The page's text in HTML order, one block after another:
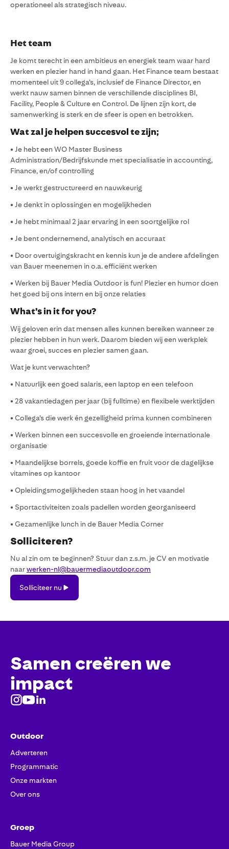
operationeel als strategisch niveau.
Het team
Je komt terecht in een ambitieus en energiek team waar hard
werken en plezier hand in hand gaan. Het Finance team bestaat
momenteel uit 9 collega’s, inclusief de Finance Director, en
werkt nauw samen binnen de verschillende disciplines BI,
Facility, People & Culture en Control. De lijnen zijn kort, de
samenwerking is sterk en de sfeer is open en betrokken.
Wat zal je helpen succesvol te zijn;
• Je hebt een WO Master Business
Administration/Bedrijfskunde met specialisatie in accounting,
Finance, en/of controlling
• Je werkt gestructureerd en nauwkeurig
• Je denkt in oplossingen en mogelijkheden
• Je hebt minimaal 2 jaar ervaring in een soortgelijke rol
• Je bent ondernemend, analytisch en accuraat
• Door overtuigingskracht en kennis kun je de andere afdelingen
van Bauer meenemen in o.a. efficiënt werken
• Werken bij Bauer Media Outdoor is fun! Plezier en humor doen
het goed bij ons intern en bij onze relaties
What’s in it for you?
Wij geloven erin dat mensen alles kunnen bereiken wanneer ze
plezier hebben in hun werk. Daarom bieden wij een werkplek
waar groei, succes en plezier samen gaan.
Wat je kunt verwachten?
• Natuurlijk een goed salaris, een laptop en een telefoon
• 28 vakantiedagen per jaar (bij fulltime) en flexibele werktijden
• Collega’s die werk én gezelligheid prima kunnen combineren
• Werken binnen een succesvolle en groeiende internationale
organisatie
• Maandelijkse borrels, goede koffie en fruit voor de dagelijkse
vitamines op kantoor
• Opleidingsmogelijkheden staan hoog in het vaandel
• Sportactiviteiten zoals padellen worden georganiseerd
• Gezamenlijke lunch in de Bauer Media Corner
Solliciteren?
Nu al zin om te beginnen? Stuur dan z.s.m. je CV en motivatie
naarwerken-nl@bauermediaoutdoor.com
nu
Solliciteer nu
Samen creëren we
impact
Outdoor
Adverteren
Programmatic
Onze markten
Over ons
Groep
Bauer Media Group